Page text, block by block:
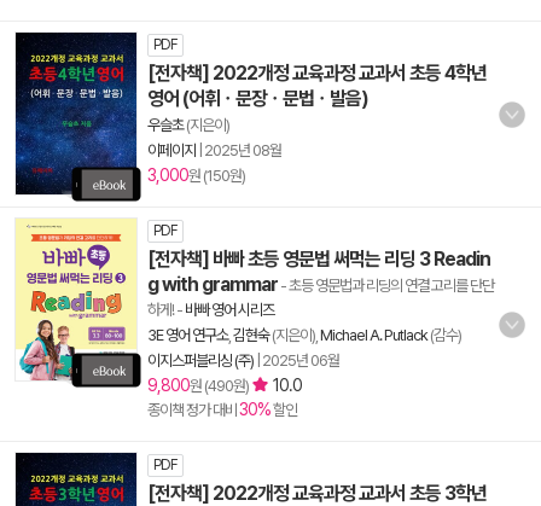
PDF
[전자책] 2022개정 교육과정 교과서 초등 4학년
영어 (어휘ㆍ문장ㆍ문법ㆍ발음)
우슬초(지은이)
이페이지
2025년 08월
3,000원 (150원)
PDF
[전자책] 바빠 초등 영문법 써먹는 리딩 3 Readin
g with grammar - 초등 영문법과 리딩의 연결 고리를 단단
하게!- 바빠 영어 시리즈
3E 영어 연구소, 김현숙(지은이), Michael A. Putlack(감수)
이지스퍼블리싱 (주) 2025년 06월
9,800원 (490원) 10.0
종이책 정가 대비 30%할인
PDF
[전자책] 2022개정 교육과정 교과서 초등 3학년